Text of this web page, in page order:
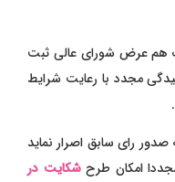
هم عرض شورای عالی ثبت
مجدد با رعایت شرایط
رای سابق اصرار نماید
امکان طرحشکایت در